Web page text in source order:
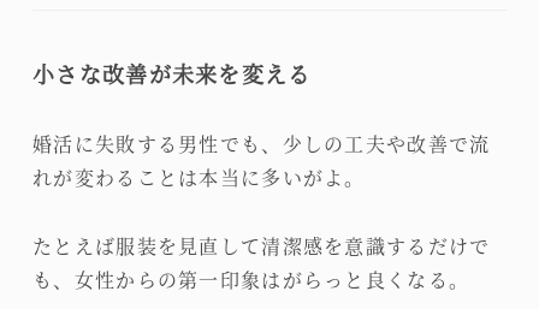
小さな改善が未来を変える
婚活に失敗する男性でも、少しの工夫や改善で流
れが変わることは本当に多いがよ。
たとえば服装を見直して清潔感を意識するだけで
も、女性からの第一印象はがらっと良くなる。